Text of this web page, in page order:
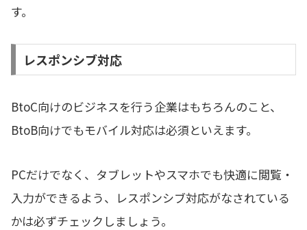
す。
レスポンシブ対応
BtoC向けのビジネスを行う企業はもちろんのこと、
BtoB向けでもモバイル対応は必須といえます。
PCだけでなく、タブレットやスマホでも快適に閲覧・
入力ができるよう、レスポンシブ対応がなされている
かは必ずチェックしましょう。